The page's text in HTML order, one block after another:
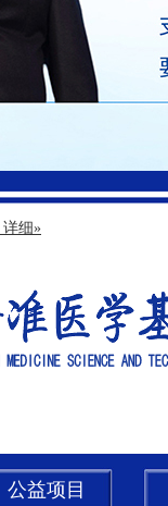
公益项目